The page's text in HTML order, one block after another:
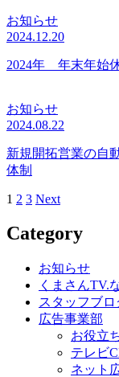
お知らせ
2024.12.20
2024年 年末年始
お知らせ
2024.08.22
新規開拓営業の自
体制
投
稿
1 2 3 Next
Category
お知らせ
くまさんTV.
スタッフブロ
広告事業部
お役立
テレビ
ネット